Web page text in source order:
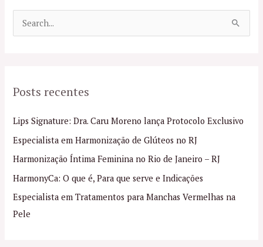
u
s
a
r
p
o
r
Posts recentes
Lips Signature: Dra. Caru Moreno lança Protocolo Exclusivo
Especialista em Harmonização de Glúteos no RJ
Harmonização Íntima Feminina no Rio de Janeiro – RJ
HarmonyCa: O que é, Para que serve e Indicações
Especialista em Tratamentos para Manchas Vermelhas na
Pele